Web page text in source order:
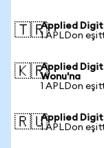
🇹🇷Applied
1 APLDon
🇰🇷Applied
Wonu'na
1 APLDon
🇷🇺Applied
1 APLDon